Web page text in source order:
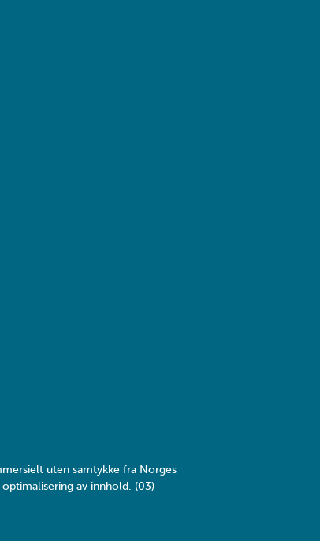
uten samtykke fra Norges
av innhold. (03)